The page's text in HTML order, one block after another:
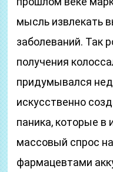
мысль извлекать
заболеваний. Так
получения
придумывался
искусственно
паника, которые в
массовый спрос
фармацевтами